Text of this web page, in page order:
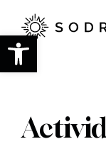
Abrir
contenido
principal